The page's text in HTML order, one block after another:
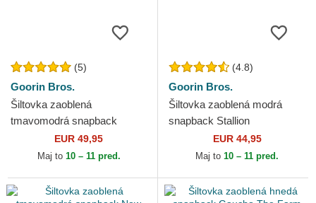
(5)
Goorin Bros.
Šiltovka zaoblená
tmavomodrá snapback
Goorin Bros. Power Full
Throttle Horse Play The
EUR 49,95
Maj to 10 – 11 pred.
(4.8)
Goorin Bros.
Šiltovka zaoblená modrá
snapback Stallion
Horsepower Puff Patent The
Farm Goorin Bros.
EUR 44,95
Maj to 10 – 11 pred.